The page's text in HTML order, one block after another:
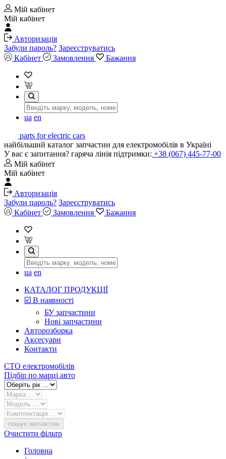
Мій кабінет
Мій кабінет
Авторизація
Забули пароль? Зареєструватись
Кабінет
Замовлення Бажання
ua en
parts for electric cars
найбільший каталог запчастин для електромобілів в Україні
У вас є запитання? гаряча лінія підтримки: +38 (067) 445-77-00
Мій кабінет
Мій кабінет
Авторизація
Забули пароль? Зареєструватись
Кабінет
Замовлення Бажання
ua en
КАТАЛОГ ПРОДУКЦІЇ
☑️ В наявності
БУ запчастини
Нові запчастини
Авторозборка
Аксесуари
Контакти
СТО електромобілів
Підбір по марці авто
пошук запчастин
Очистити фільтр
Головна